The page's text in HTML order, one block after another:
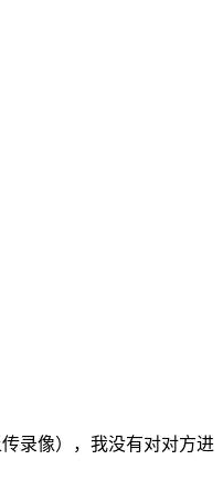
录像），我没有对对方进